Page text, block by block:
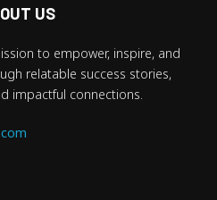
US
to empower, inspire, and
relatable success stories,
impactful connections.